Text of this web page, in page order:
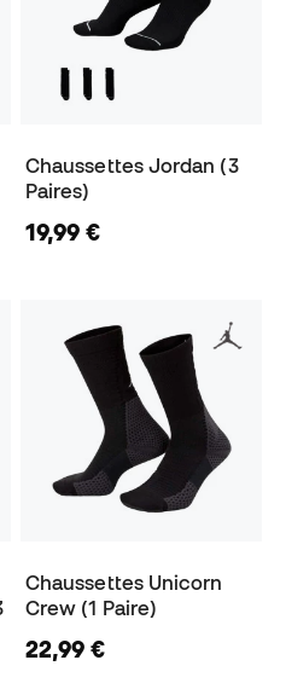
Chaussettes Jordan (3
Paires)
19,99 €
Chaussettes Unicorn
Crew (1 Paire)
22,99 €